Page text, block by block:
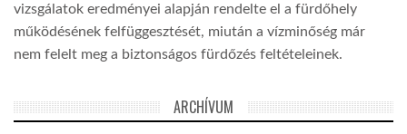
vizsgálatok eredményei alapján rendelte el a fürdőhely
működésének felfüggesztését, miután a vízminőség már
nem felelt meg a biztonságos fürdőzés feltételeinek.
ARCHÍVUM